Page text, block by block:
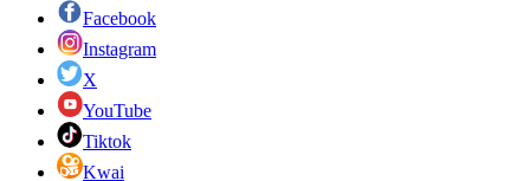
Facebook
Instagram
X
YouTube
Tiktok
Kwai